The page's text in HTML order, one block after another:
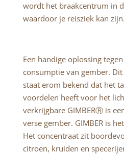
wordt het braakcentrum in
waardoor je reisziek kan zijn.
Een handige oplossing
consumptie van gember.
staat erom bekend dat het
voordelen heeft voor het
verkrijgbare GIMBERⓇ is
verse gember. GIMBER is
Het concentraat zit
citroen, kruiden en